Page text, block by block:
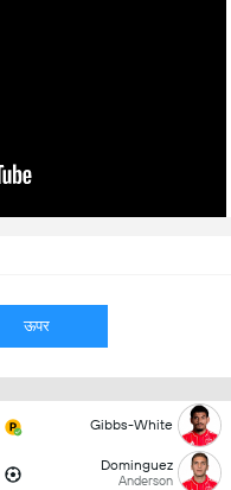
ऊपर
Gibbs-White
Dominguez
Anderson